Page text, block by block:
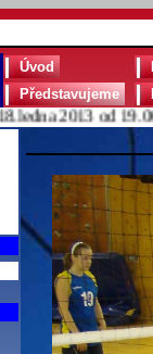
Úvod
Představujeme
2013 od 19.00 a v